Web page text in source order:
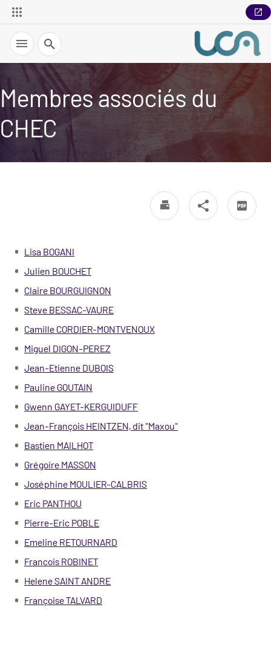
Recherche
Membres associés du
CHEC
Lisa BOGANI
Julien BOUCHET
Claire BOURGUIGNON
Steve BESSAC-VAURE
Camille CORDIER-MONTVENOUX
Miguel DIGON-PEREZ
Jean-Etienne DUBOIS
Pauline GOUTAIN
Gwenn GAYET-KERGUIDUFF
Jean-François HEINTZEN, dit "Maxou"
Bastien MAILHOT
Grégoire MASSON
Joséphine MOULIER-CALBRIS
Eric PANTHOU
Pierre-Eric POBLE
Emeline RETOURNARD
Francois ROBINET
Helene SAINT ANDRE
Françoise TALVARD